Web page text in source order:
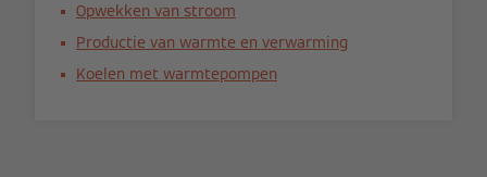
Opwekken van stroom
Productie van warmte en verwarming
Koelen met warmtepompen